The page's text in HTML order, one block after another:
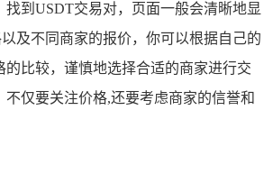
找到USDT交易对，页面一般会清晰地显
及不同商家的报价，你可以根据自己的
的比较，谨慎地选择合适的商家进行交
不仅要关注价格,还要考虑商家的信誉和